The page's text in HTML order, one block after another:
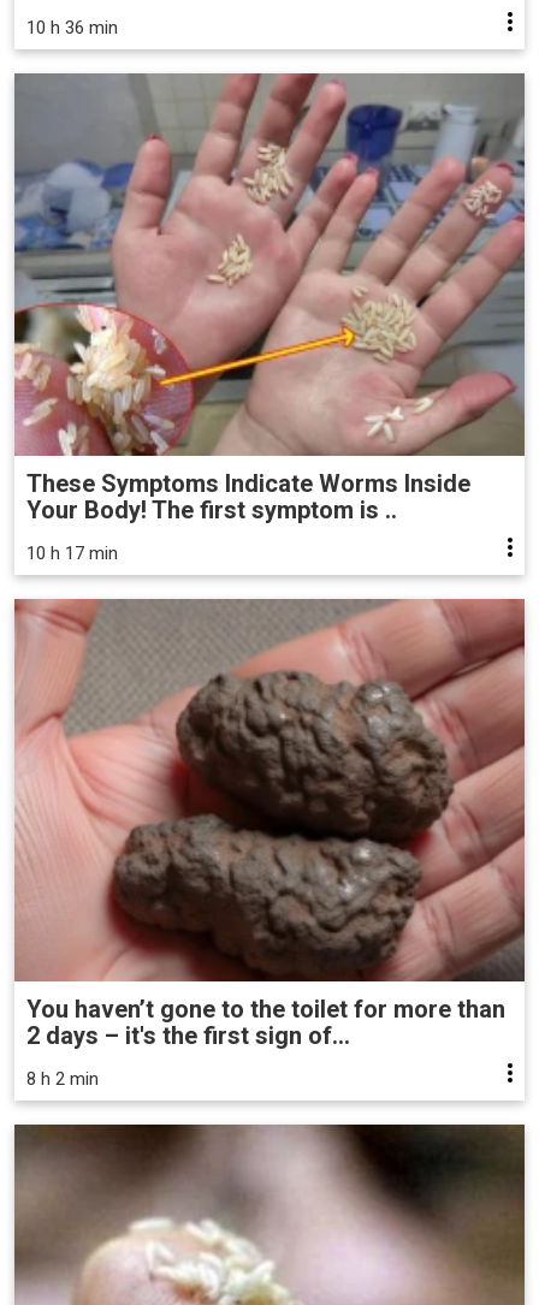
10 h 36 min
These Symptoms Indicate Worms Inside
Your Body! The first symptom is ..
10 h 17 min
You haven’t gone to the toilet for more than
2 days – it's the first sign of...
8 h 2 min